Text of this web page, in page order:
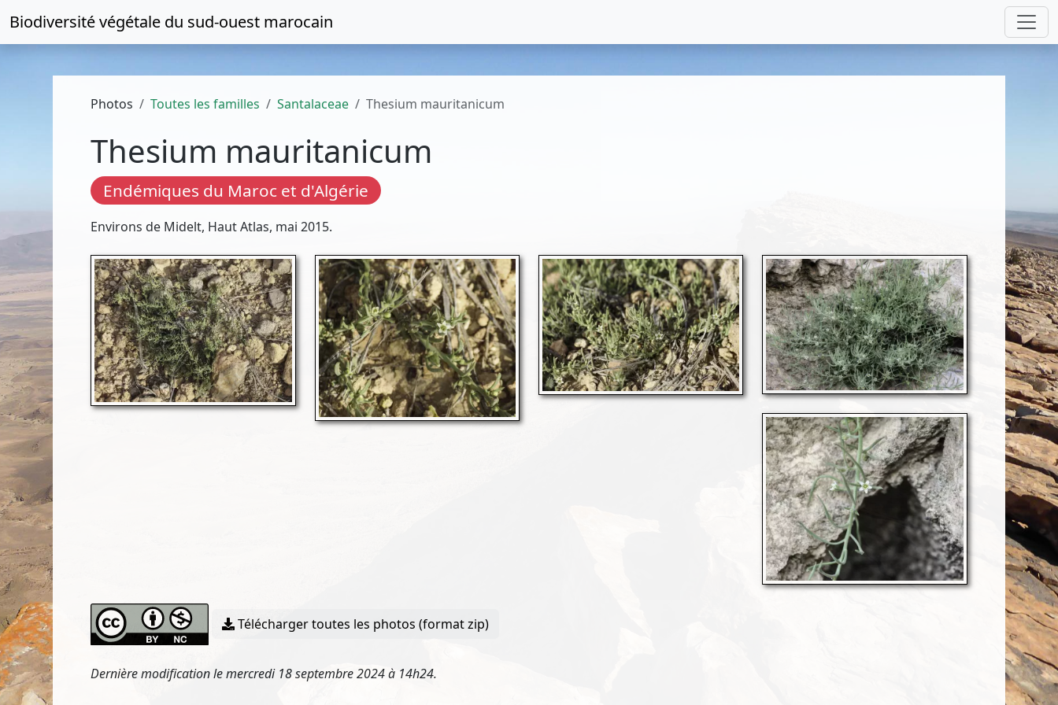
Biodiversité végétale du sud-ouest marocain
Photos Toutes les familles Santalaceae Thesium mauritanicum
Thesium mauritanicum
Endémiques du Maroc et d'Algérie
Environs de Midelt, Haut Atlas, mai 2015.
Télécharger toutes les photos (format zip)
Dernière modification le mercredi 18 septembre 2024 à 14h24.